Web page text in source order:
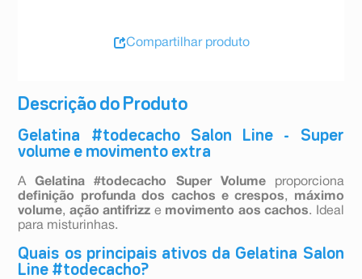
Descrição do Produto
Gelatina #todecacho Salon Line - Super
volume e movimento extra
AGelatina #todecacho Super Volumeproporciona
definição profunda dos cachos e crespos, máximo
volume, ação antifrizz e movimento aos cachos. Ideal
para misturinhas.
Quais os principais ativos da Gelatina Salon
Line #todecacho?
Compartilhar produto